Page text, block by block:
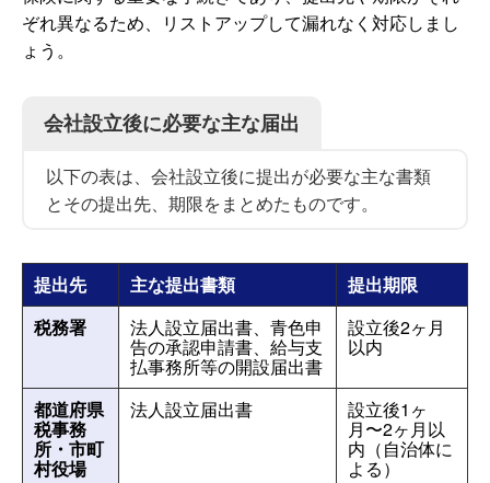
ぞれ異なるため、リストアップして漏れなく対応しまし
ょう。
会社設立後に必要な主な届出
以下の表は、会社設立後に提出が必要な主な書類
とその提出先、期限をまとめたものです。
提出先 主な提出書類
提出期限
税務署
法人設立届出書、青色申
告の承認申請書、給与支
払事務所等の開設届出書
設立後2ヶ月
以内
都道府県
税事務
所・市町
村役場
法人設立届出書 設立後1ヶ
月〜2ヶ月以
内（自治体に
よる）